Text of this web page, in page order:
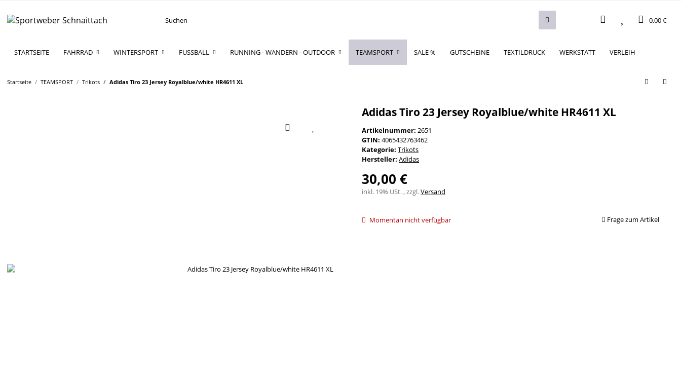
0,00 €
FAHRRAD WINTERSPORT FUSSBALL RUNNING - WANDERN - OUTDOOR TEAMSPORT SALE % GUTSCHEINE TEXTILDRUCK
STARTSEITE WERKSTATT VERLEIH
Startseite TEAMSPORT Trikots Adidas Tiro 23 Jersey Royalblue/white HR4611 XL
Adidas Tiro 23 Jersey Royalblue/white HR4611 XL
Artikelnummer: 2651
GTIN: 4065432763462
Kategorie: Trikots
Hersteller: Adidas
30,00 €
inkl. 19% USt. , zzgl.Versand
Momentan nicht verfügbar Frage zum Artikel